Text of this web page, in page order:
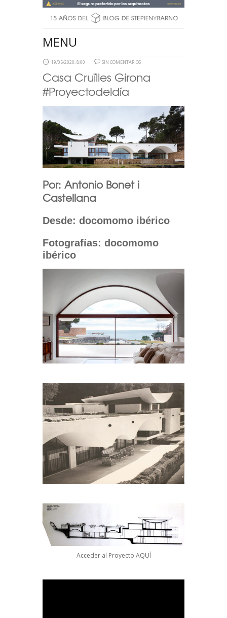
MENU
19/05/2020, 8:00 SIN COMENTARIOS
Casa Cruïlles Girona
#Proyectodeldía
Por: Antonio Bonet i
Castellana
Desde: docomomo ibérico
Fotografías: docomomo
ibérico
Acceder al Proyecto AQUÍ